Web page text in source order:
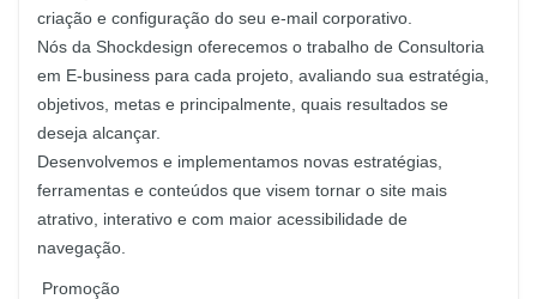
criação e configuração do seu e-mail corporativo.
Nós da Shockdesign oferecemos o trabalho de Consultoria
em E-business para cada projeto, avaliando sua estratégia,
objetivos, metas e principalmente, quais resultados se
deseja alcançar.
Desenvolvemos e implementamos novas estratégias,
ferramentas e conteúdos que visem tornar o site mais
atrativo, interativo e com maior acessibilidade de
navegação.
Promoção